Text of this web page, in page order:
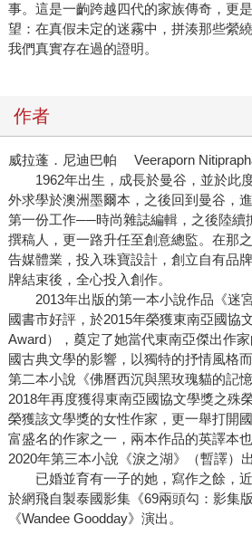
事。這是一齣跨越四代的家族傳奇，更
望：在真假未定的迷霧中，拼湊那些縈
我們真實存在過的證明。
作者
威拉蓬．尼迪巴帕 Veeraporn
1962年出生，成長於曼谷，並於此
外求學於澳洲墨爾本，之後回到曼谷，
第一份工作──時尚雜誌編輯，之後陸續
撰稿人，更一路升任至創意總監。在那
告媒體業，投入珠寶設計，創立自有品
牌結束後，全心投入創作。
2013年出版的第一本小說作品《迷
國書市好評，於2015年榮獲東南亞國協
Award），奠定了她當代東南亞傑出作
國古典文學的影響，以獨特的抒情風格
第二本小說《佛曆西沉與黑玫瑰貓的記
2018年再度獲得東南亞國協文學獎之殊
榮獲該文學獎的女性作家，更一舉打開
富盛名的作家之一，兩本作品的英譯本
2020年第三本小說《淚之湖》（暫譯）
已婚並育有一子的她，寫作之餘，近
於網飛自製泰國影集《69兩頭勾：影集
《Wandee Goodday》演出。